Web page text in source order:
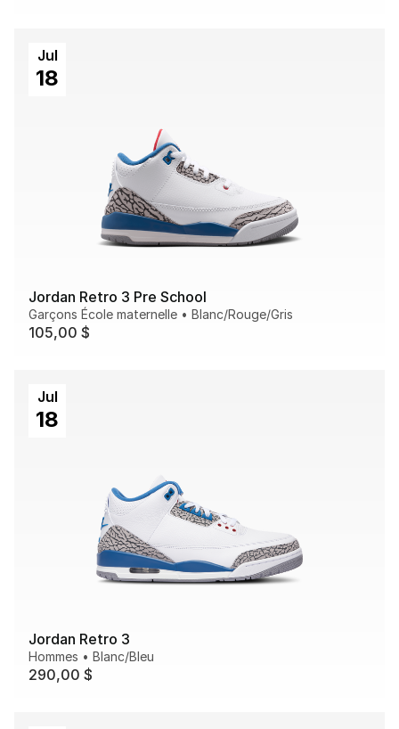
Jul
18
Jordan Retro 3 Pre School
Garçons École maternelle • Blanc/Rouge/Gris
105,00 $
Jul
18
Jordan Retro 3
Hommes • Blanc/Bleu
290,00 $